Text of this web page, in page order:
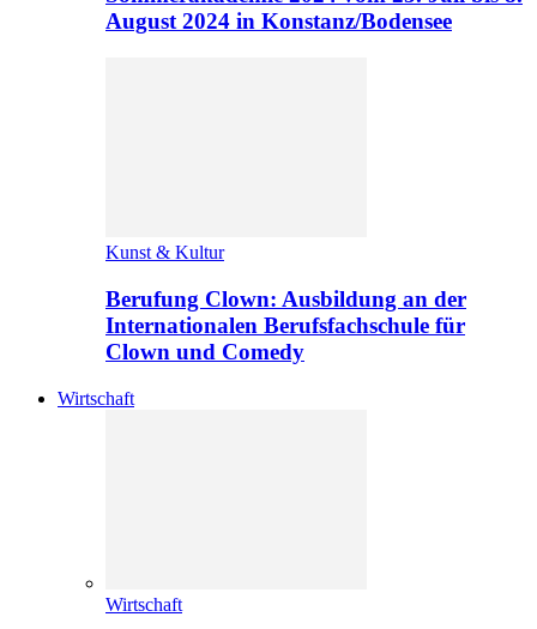
August 2024 in Konstanz/Bodensee
Kunst & Kultur
Berufung Clown: Ausbildung an der
Internationalen Berufsfachschule für
Clown und Comedy
Wirtschaft
Wirtschaft